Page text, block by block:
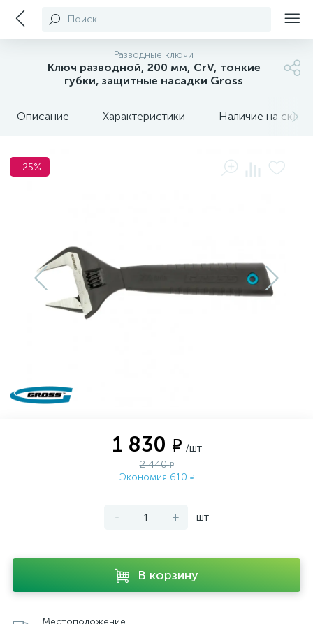
Поиск
Разводные ключи
Ключ разводной, 200 мм, CrV, тонкие
губки, защитные насадки Gross
Описание Характеристики Наличие на
-25%
1 830 ₽ /шт
2 440₽
Экономия 610 ₽
- + шт
В корзину
Местоположение